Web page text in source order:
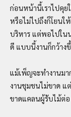
ก่อนหน้านี้เราไปคุย
หรือไม่ไปถึงก็โยนใ
บริหาร แต่พอไปใน
ดี แบบนี้งานก็กว้าง
แม้เพ็ญจะทำงานม
งานชุมชนไม่ขาด แ
ขาดแคลนผู้รับไม้ต่อ